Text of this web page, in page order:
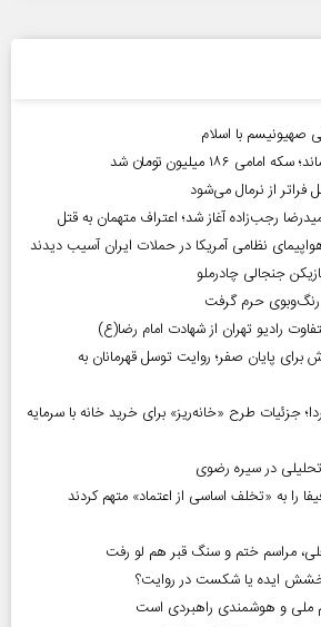
با اسلام
از نرمال می‌شود
رجب‌زاده آغاز شد؛ اعتراف متهمان به قتل
جنجالی چادرملو
رنگ‌وبوی حرم گرفت
رادیو تهران از شهادت امام رضا(ع)
برای پایان صفر؛ روایت توسل قهرمانان به
جزئیات طرح «خانه‌ریز» برای خرید خانه با سرمایه
در سیره رضوی
مراسم ختم و سنگ قبر هم لو رفت
ملی و هوشمندی راهبردی است